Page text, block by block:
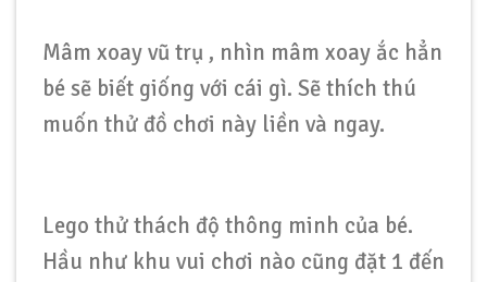
Mâm xoay vũ trụ , nhìn mâm xoay ắc hẳn
bé sẽ biết giống với cái gì. Sẽ thích thú
muốn thử đồ chơi này liền và ngay.
Lego thử thách độ thông minh của bé.
Hầu như khu vui chơi nào cũng đặt 1 đến